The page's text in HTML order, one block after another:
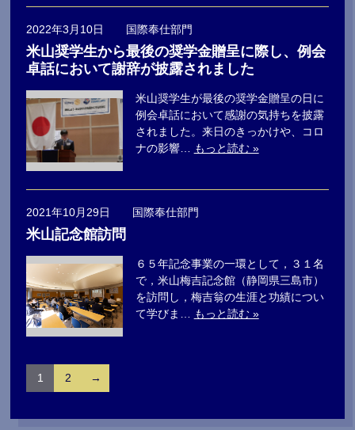
2022年3月10日 国際奉仕部門
米山奨学生から最後の奨学金贈呈に際し、例会
卓話において謝辞が披露されました
米山奨学生が最後の奨学金贈呈の日に
例会卓話において感謝の気持ちを披露
されました。来日のきっかけや、コロ
ナの影響…
もっと読む »
2021年10月29日 国際奉仕部門
米山記念館訪問
６５年記念事業の一環として，３１名
で，米山梅吉記念館（静岡県三島市）
を訪問し，梅吉翁の生涯と功績につい
て学びま…
もっと読む »
1 2 →